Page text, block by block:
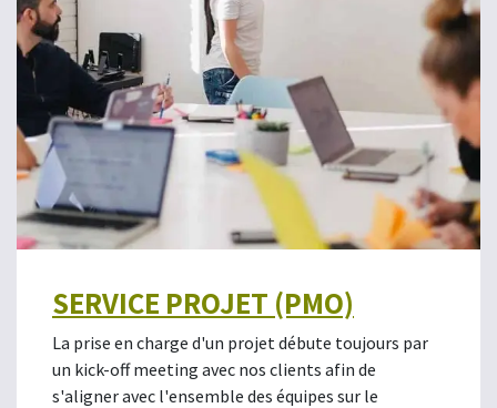
SERVICE PROJET (PMO)
La prise en charge d'un projet débute toujours par
un kick-off meeting avec nos clients afin de
s'aligner avec l'ensemble des équipes sur le